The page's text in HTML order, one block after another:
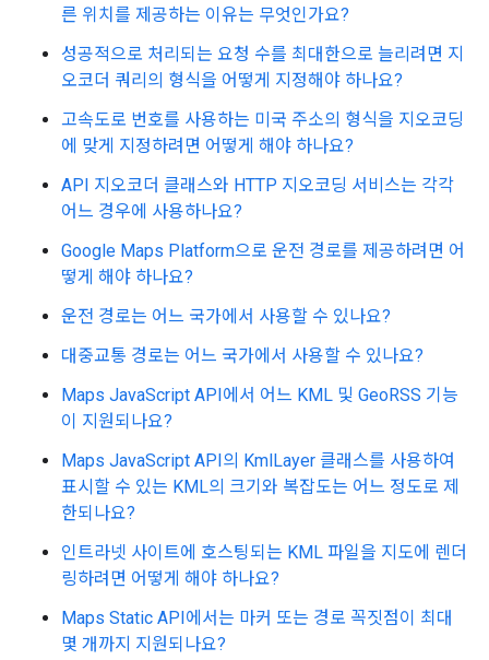
른 위치를 제공하는 이유는 무엇인가요?
성공적으로 처리되는 요청 수를 최대한으로 늘리려면 지
오코더 쿼리의 형식을 어떻게 지정해야 하나요?
고속도로 번호를 사용하는 미국 주소의 형식을 지오코딩
에 맞게 지정하려면 어떻게 해야 하나요?
API 지오코더 클래스와 HTTP 지오코딩 서비스는 각각
어느 경우에 사용하나요?
Google Maps Platform으로 운전 경로를 제공하려면 어
떻게 해야 하나요?
운전 경로는 어느 국가에서 사용할 수 있나요?
대중교통 경로는 어느 국가에서 사용할 수 있나요?
Maps JavaScript API에서 어느 KML 및 GeoRSS 기능
이 지원되나요?
Maps JavaScript API의 KmlLayer 클래스를 사용하여
표시할 수 있는 KML의 크기와 복잡도는 어느 정도로 제
한되나요?
인트라넷 사이트에 호스팅되는 KML 파일을 지도에 렌더
링하려면 어떻게 해야 하나요?
Maps Static API에서는 마커 또는 경로 꼭짓점이 최대
몇 개까지 지원되나요?